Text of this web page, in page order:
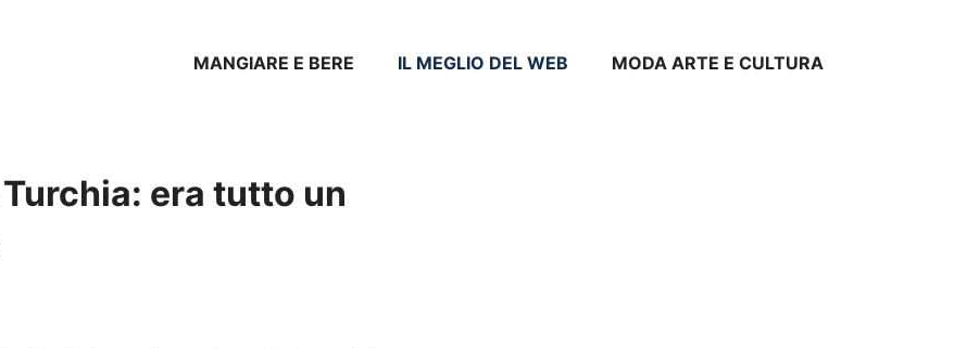
MANGIARE E BERE IL MEGLIO DEL WEB MODA ARTE E CULTURA
era tutto un